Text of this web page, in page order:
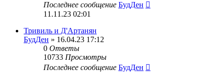
Последнее сообщение БудДен
11.11.23 02:01
Тривиль и Д'Артанян
БудДен » 16.04.23 17:12
0 Ответы
10733 Просмотры
Последнее сообщение БудДен